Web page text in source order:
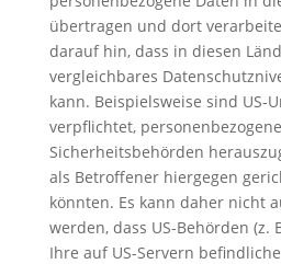
übertragen und dort
darauf hin, dass in diesen
vergleichbares
kann. Beispielsweise sind US-
verpflichtet,
Sicherheitsbehörden
als Betroffener hiergegen
könnten. Es kann daher nicht
werden, dass US-Behörden (z.
Ihre auf US-Servern